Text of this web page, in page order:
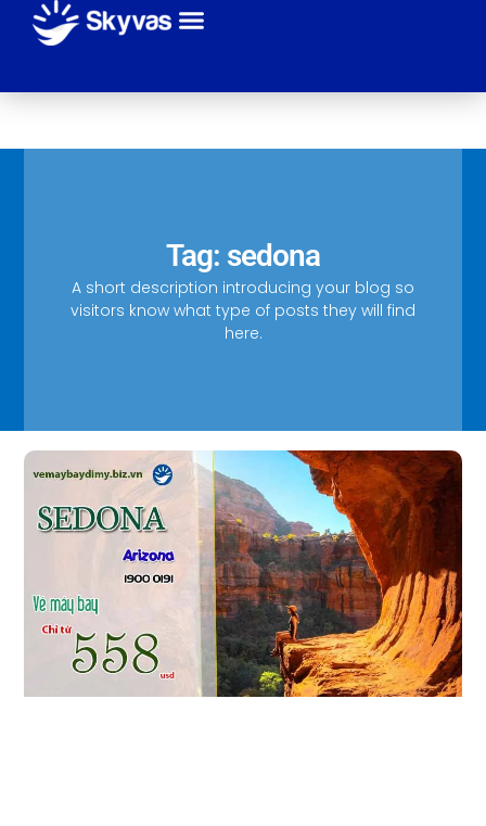
Tag: sedona
A short description introducing your blog so
visitors know what type of posts they will find
here.